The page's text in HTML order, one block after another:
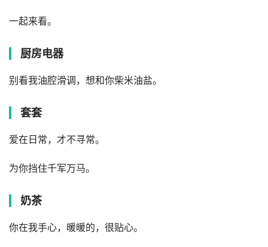
一起来看。
厨房电器
别看我油腔滑调，想和你柴米油盐。
套套
爱在日常，才不寻常。
为你挡住千军万马。
奶茶
你在我手心，暖暖的，很贴心。